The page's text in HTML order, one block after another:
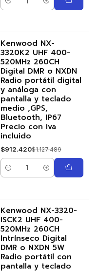
Cantidad
-19%
Kenwood NX-
3320K2 UHF 400-
520MHz 260CH
Digital DMR o NXDN
Radio portátil digital
y análoga con
pantalla y teclado
medio ,GPS,
Bluetooth, IP67
Precio con iva
incluido
$912.420$1.127.489
Cantidad
-19%
Agotado
Kenwood NX-3320-
ISCK2 UHF 400-
520MHz 260CH
Intrínseco Digital
DMR o NXDN 5W
Radio portátil con
pantalla y teclado